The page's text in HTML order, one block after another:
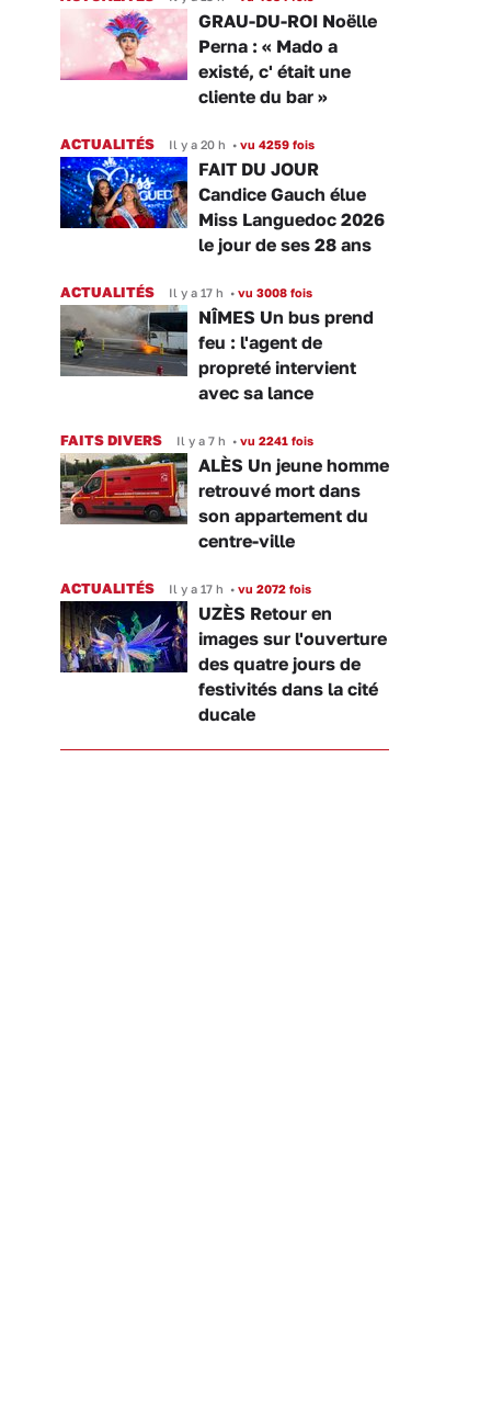
GRAU-DU-ROI Noëlle
Perna : « Mado a
existé, c' était une
cliente du bar »
ACTUALITÉS Il y a 20 h • vu 4259 fois
FAIT DU JOUR
Candice Gauch élue
Miss Languedoc 2026
le jour de ses 28 ans
ACTUALITÉS Il y a 17 h • vu 3008 fois
NÎMES Un bus prend
feu : l'agent de
propreté intervient
avec sa lance
FAITS DIVERS Il y a 7 h • vu 2241 fois
ALÈS Un jeune homme
retrouvé mort dans
son appartement du
centre-ville
ACTUALITÉS Il y a 17 h • vu 2072 fois
UZÈS Retour en
images sur l'ouverture
des quatre jours de
festivités dans la cité
ducale